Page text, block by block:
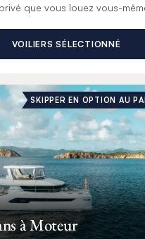
que vous louez vous-
VOILIERS SÉLECTIONNÉ
SKIPPER EN OPTION AU
à Moteur